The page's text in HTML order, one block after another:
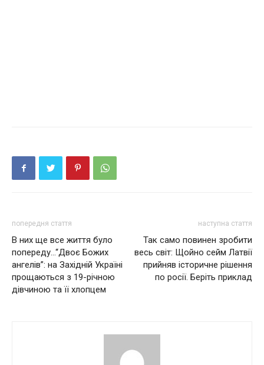
попередня стаття
В них ще все життя було
попереду…“Двоє Божих
ангелів”: на Західній Україні
прощаються з 19-річною
дівчиною та її хлопцем
наступна стаття
Так само повинен зробити
весь світ: Щойно сейм Латвії
прийняв історичне рішення
по росії. Беріть приклад